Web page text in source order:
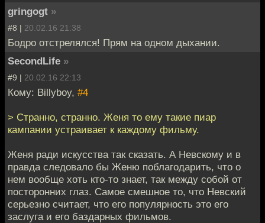
gringogt »
#8 | 20.02.16 21:38
Бодро отстрелялся! Прям на одном дыхании.
SecondLife »
#9 | 20.02.16 22:13
Кому: Billyboy, #4
> Странно, странно. Женя то ему такие пиар
кампании устраивает к каждому фильму.
Женя ради искусства так сказать. А Невскому и в
правда следовало бы Женю поблагодарить, что о
нем вообще хоть кто-то знает, так между собой от
посторонних глаз. Самое смешное то, что Невский
серьезно считает, что его популярность это его
заслуга и его баздарных фильмов.